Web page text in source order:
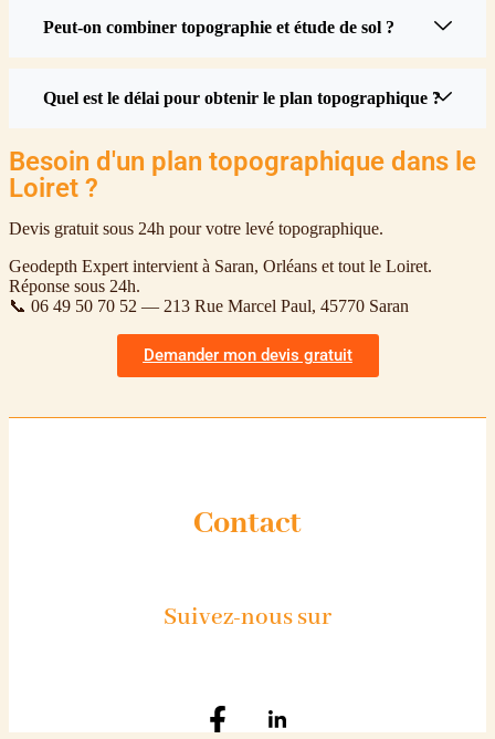
Peut-on combiner topographie et étude de sol ?
Quel est le délai pour obtenir le plan topographique ?
Besoin d'un plan topographique dans le
Loiret ?
Devis gratuit sous 24h pour votre levé topographique.
Geodepth Expert intervient à Saran, Orléans et tout le Loiret.
Réponse sous 24h.
📞 06 49 50 70 52 — 213 Rue Marcel Paul, 45770 Saran
Demander mon devis gratuit
Contact
Suivez-nous sur